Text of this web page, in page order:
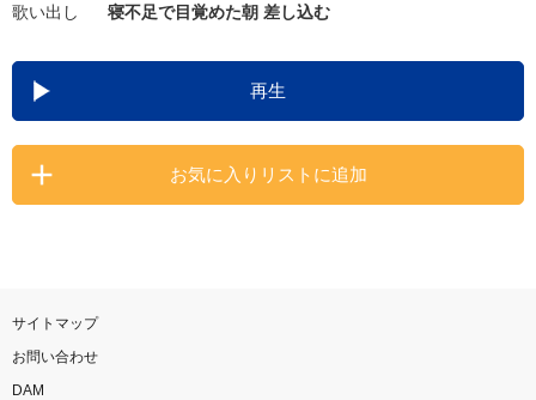
DAMの新曲・ランキングなど
カラオケ最新情報をチェック！
歌い出し
寝不足で目覚めた朝 差し込む
再生
お気に入りリストに追加
サイトマップ
お問い合わせ
DAM